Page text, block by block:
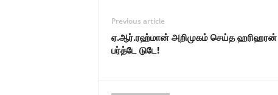
Previous article
ஏ.ஆர்.ரஹ்மான் அறிமுகம் செய்த ஹரிஹரன்
பர்த்டே டுடே!